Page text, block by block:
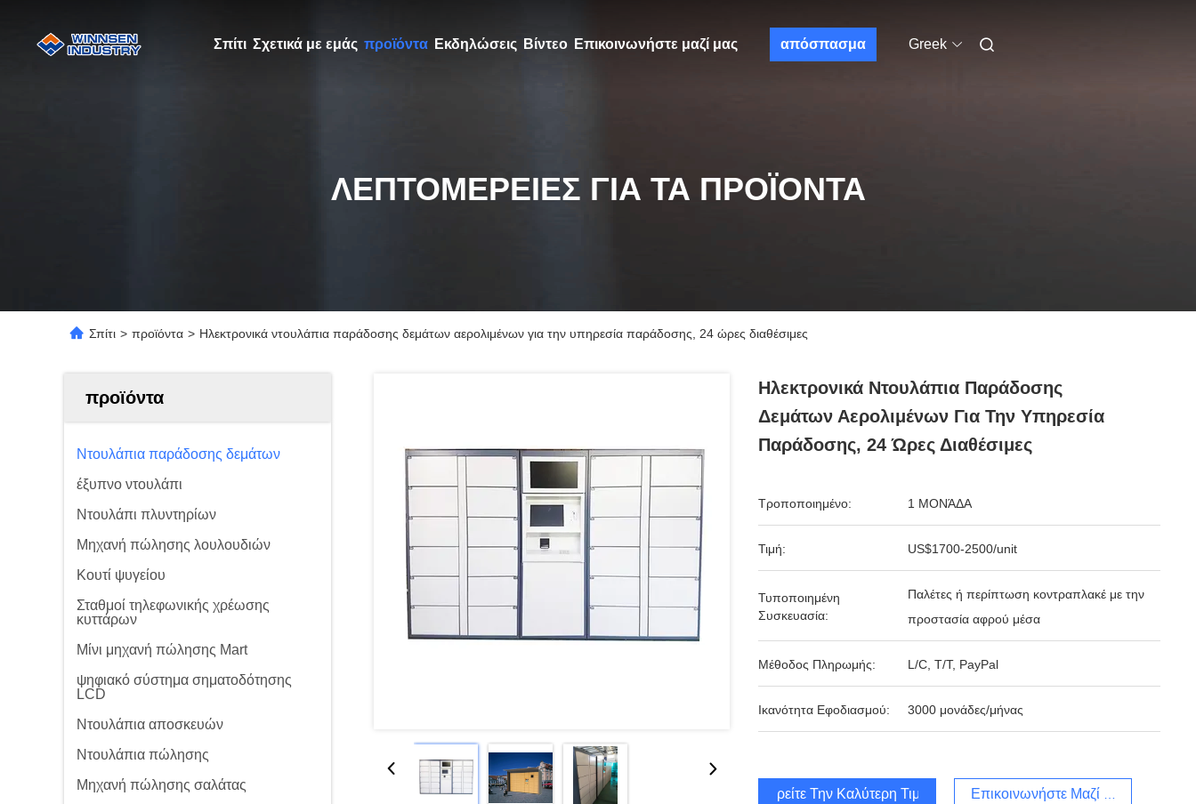
Σπίτι Σχετικά με εμάς προϊόντα Εκδηλώσεις Βίντεο Επικοινωνήστε μαζί μας απόσπασμα Greek
ΛΕΠΤΟΜΈΡΕΙΕΣ ΓΙΑ ΤΑ ΠΡΟΪΌΝΤΑ
Σπίτι > προϊόντα > Ηλεκτρονικά ντουλάπια παράδοσης δεμάτων αερολιμένων για την υπηρεσία παράδοσης, 24 ώρες διαθέσιμες
προϊόντα
Ντουλάπια παράδοσης δεμάτων
έξυπνο ντουλάπι
Ντουλάπι πλυντηρίων
Μηχανή πώλησης λουλουδιών
Κουτί ψυγείου
Σταθμοί τηλεφωνικής χρέωσης
κυττάρων
Μίνι μηχανή πώλησης Mart
ψηφιακό σύστημα σηματοδότησης
LCD
Ντουλάπια αποσκευών
Ντουλάπια πώλησης
Μηχανή πώλησης σαλάτας
Ηλεκτρονικά Ντουλάπια Παράδοσης
Δεμάτων Αερολιμένων Για Την Υπηρεσία
Παράδοσης, 24 Ώρες Διαθέσιμες
Τροποποιημένο: 1 ΜΟΝΆΔΑ
Τιμή: US$1700-2500/unit
Τυποποιημένη
Συσκευασία:
Παλέτες ή περίπτωση κοντραπλακέ με την
προστασία αφρού μέσα
Μέθοδος Πληρωμής: L/C, T/T, PayPal
Ικανότητα Εφοδιασμού: 3000 μονάδες/μήνας
Βρείτε Την Καλύτερη Τιμή Επικοινωνήστε Μαζί Μας